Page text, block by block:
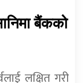
बैंकको
लक्षित गरी